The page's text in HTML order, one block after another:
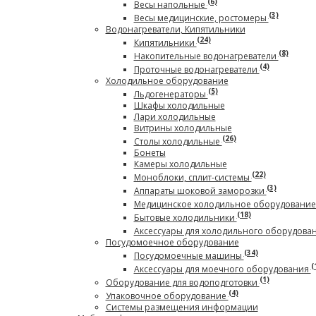
Весы напольные
Весы медицинские, ростомеры(3)
Водонагреватели, Кипятильники
Кипятильники(24)
Накопительные водонагреватели(8)
Проточные водонагреватели(4)
Холодильное оборудование
Льдогенераторы(5)
Шкафы холодильные
Лари холодильные
Витрины холодильные
Столы холодильные(26)
Бонеты
Камеры холодильные
Моноблоки, сплит-системы(22)
Аппараты шоковой заморозки(3)
Медицинское холодильное
Бытовые холодильники(18)
Аксессуары для холодильного
Посудомоечное оборудование
Посудомоечные машины(34)
Аксессуары для моечного оборудования
Оборудование для водоподготовки(1)
Упаковочное оборудование(4)
Системы размещения информации